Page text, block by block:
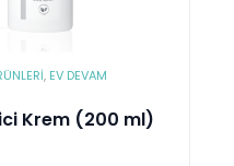
, EV DEVAM
Krem (200 ml)